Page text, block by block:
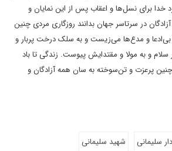
خدا برای نسل‌ها و اعقاب پس از این نمایان و
در سرتاسر جهان بدانند روزگاری مردی چنین
و مدع‌ها می‌زیست و به سلک درخت پربار و
سلام و به مولا و مقتدایش پیوست. زندگی تا باد
پرعزت و تن‌سوخته به سان همه آزادگان و
سلیمانی
شهید سلیمانی